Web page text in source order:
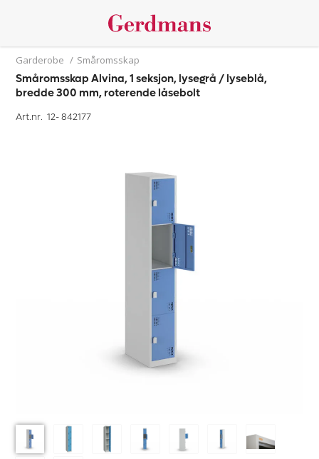
Garderobe / Småromsskap
Småromsskap Alvina, 1 seksjon, lysegrå / lyseblå,
bredde 300 mm, roterende låsebolt
Art.nr. 12-842177